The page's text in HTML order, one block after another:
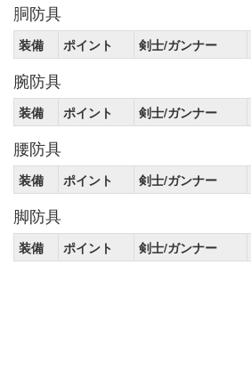
胴防具
装備 ポイント 剣士/ガンナー
腕防具
装備 ポイント 剣士/ガンナー
腰防具
装備 ポイント 剣士/ガンナー
脚防具
装備 ポイント 剣士/ガンナー